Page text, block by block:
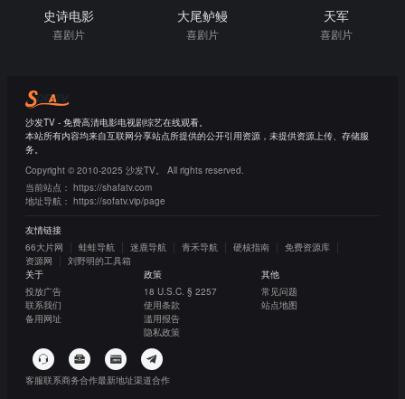
史诗电影
喜剧片
大尾鲈鳗
喜剧片
天军
喜剧片
沙发TV - 免费高清电影电视剧综艺在线观看。
本站所有内容均来自互联网分享站点所提供的公开引用资源，未提供资源上传、存储服
务。
Copyright © 2010-2025 沙发TV。 All rights reserved.
当前站点： https://shafatv.com
地址导航： https://sofatv.vip/page
友情链接
66大片网
蛙蛙导航 迷鹿导航 青禾导航 硬核指南
免费资源库
资源网
刘野明的工具箱
关于
投放广告
联系我们
备用网址
政策
18 U.S.C. § 2257
使用条款
滥用报告
隐私政策
其他
常见问题
站点地图
客服联系商务合作最新地址渠道合作